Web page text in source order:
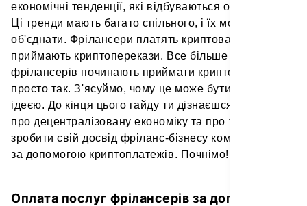
економічні тенденції, які відбуваються одночасно.
Ці тренди мають багато спільного, і їх можна
об'єднати. Фрілансери платять криптовалютою і
приймають криптоперекази. Все більше
фрілансерів починають приймати криптовалюту не
просто так. З'ясуймо, чому це може бути хорошою
ідеєю. До кінця цього гайду ти дізнаєшся більше
про децентралізовану економіку та про те, як
зробити свій досвід фріланс-бізнесу комфортнішим
за допомогою криптоплатежів. Почнімо!
Оплата послуг фрілансерів за допомогою